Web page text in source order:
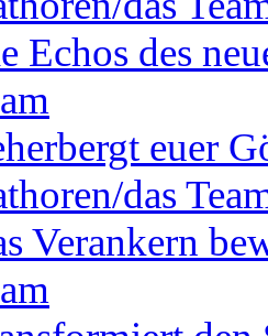
Echos des
euer
das
Verankern